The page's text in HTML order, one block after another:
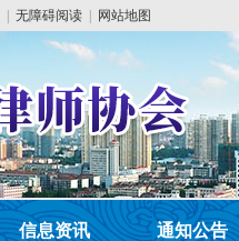
无障碍阅读 网站地图
信息资讯 通知公告